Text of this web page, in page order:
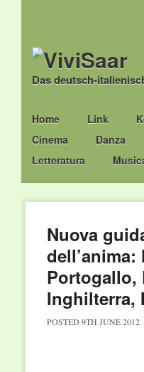
Das deutsch-
Main menu
Skip
to
content
Home Link
Cinema
Danza
Letteratura
Nuova
dell’anima:
Portogallo,
Inghilterra,
POSTED 9TH JUNE 2012